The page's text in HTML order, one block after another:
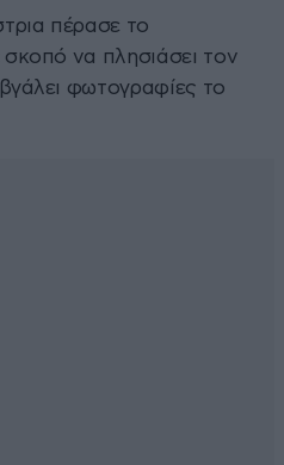
πέρασε το
σκοπό να πλησιάσει τον
φωτογραφίες το